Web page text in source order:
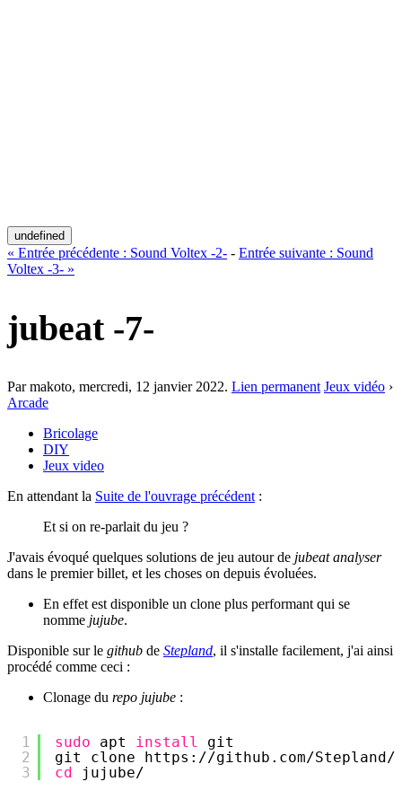
undefined
« Entrée précédente : Sound Voltex -2- - Entrée suivante : Sound
Voltex -3- »
jubeat -7-
Par makoto, mercredi, 12 janvier 2022. Lien permanent Jeux vidéo ›
Arcade
Bricolage
DIY
Jeux video
En attendant la Suite de l'ouvrage précédent :
Et si on re-parlait du jeu ?
J'avais évoqué quelques solutions de jeu autour de jubeat analyser
dans le premier billet, et les choses on depuis évoluées.
En effet est disponible un clone plus performant qui se
nomme jujube.
Disponible sur le github de Stepland, il s'installe facilement, j'ai ainsi
procédé comme ceci :
Clonage du repo jujube :
1
2
3
sudo apt install
git
git clone https: //github .com/Stepland/
cd
jujube/